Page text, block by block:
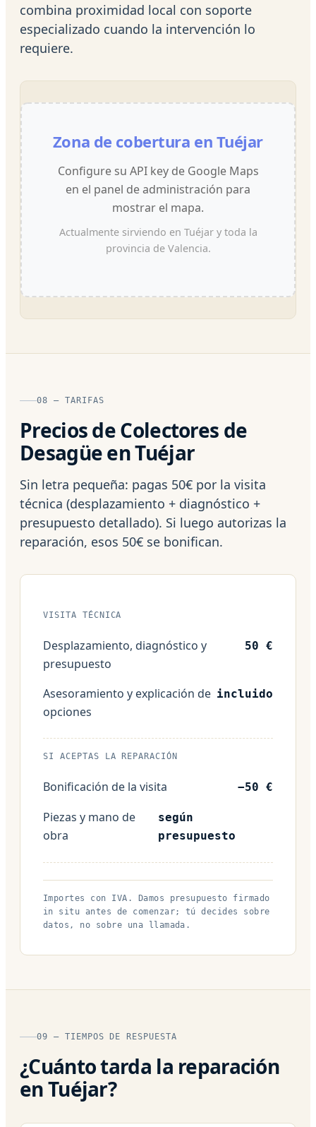
combina proximidad local con soporte
especializado cuando la intervención lo
requiere.
Zona de cobertura en Tuéjar
Configure su API key de Google Maps
en el panel de administración para
mostrar el mapa.
Actualmente sirviendo en Tuéjar y toda la
provincia de Valencia.
08 — TARIFAS
Precios de Colectores de
Desagüe en Tuéjar
Sin letra pequeña: pagas 50€ por la visita
técnica (desplazamiento + diagnóstico +
presupuesto detallado). Si luego autorizas la
reparación, esos 50€ se bonifican.
VISITA TÉCNICA
Desplazamiento, diagnóstico y
presupuesto
50 €
Asesoramiento y explicación de
opciones
incluido
SI ACEPTAS LA REPARACIÓN
Bonificación de la visita −50 €
Piezas y mano de
obra
según
presupuesto
Importes con IVA. Damos presupuesto firmado
in situ antes de comenzar; tú decides sobre
datos, no sobre una llamada.
09 — TIEMPOS DE RESPUESTA
¿Cuánto tarda la reparación
en Tuéjar?